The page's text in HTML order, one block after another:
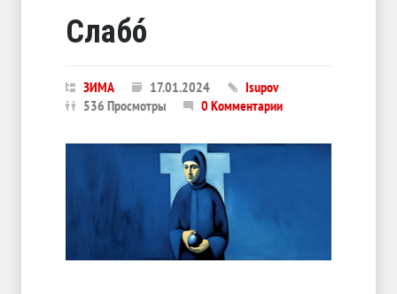
Слабó
ЗИМА 17.01.2024
Isupov
536 Просмотры
0 Комментарии